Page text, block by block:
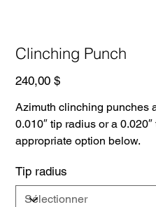
Clinching Punch
Prix
240,00 $
Azimuth clinching punches
0.010″ tip radius or a
appropriate option below.
Tip radius